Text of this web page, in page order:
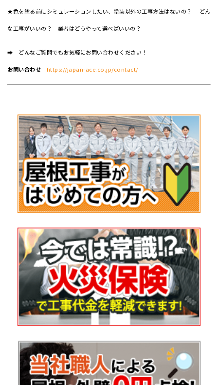
★色を塗る前にシミュレーションしたい、塗装以外の工事方法はないの？ どん
な工事がいいの？ 業者はどうやって選べばいいの？
➡ どんなご質問でもお気軽にお問い合わせください！
お問い合わせ https://japan-ace.co.jp/contact/